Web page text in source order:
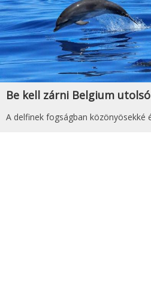
Be kell zárni Belgium
A delfinek fogságban közönyösekké